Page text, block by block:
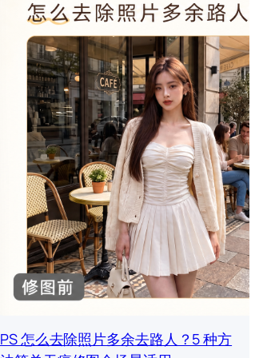
PS 怎么去除照片多余去路人？5 种方